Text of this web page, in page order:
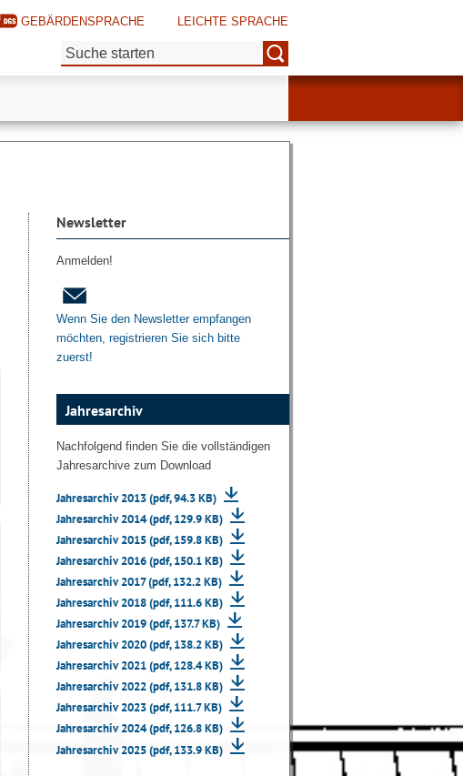
GEBÄRDENSPRACHE
LEICHTE SPRACHE
Suche:
Newsletter
Anmelden!
Wenn Sie den Newsletter empfangen
möchten, registrieren Sie sich bitte
zuerst!
Jahresarchiv
Nachfolgend finden Sie die vollständigen
Jahresarchive zum Download
Jahresarchiv 2013 (pdf, 94.3 KB)
Jahresarchiv 2014 (pdf, 129.9 KB)
Jahresarchiv 2015 (pdf, 159.8 KB)
Jahresarchiv 2016 (pdf, 150.1 KB)
Jahresarchiv 2017 (pdf, 132.2 KB)
Jahresarchiv 2018 (pdf, 111.6 KB)
Jahresarchiv 2019 (pdf, 137.7 KB)
Jahresarchiv 2020 (pdf, 138.2 KB)
Jahresarchiv 2021 (pdf, 128.4 KB)
Jahresarchiv 2022 (pdf, 131.8 KB)
Jahresarchiv 2023 (pdf, 111.7 KB)
Jahresarchiv 2024 (pdf, 126.8 KB)
Jahresarchiv 2025 (pdf, 133.9 KB)